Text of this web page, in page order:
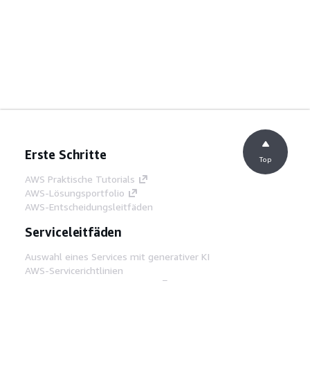
Erste Schritte
AWS Praktische Tutorials
AWS-Lösungsportfolio
AWS-Entscheidungsleitfäden
Serviceleitfäden
Auswahl eines Services mit generativer KI
AWS-Servicerichtlinien
Top